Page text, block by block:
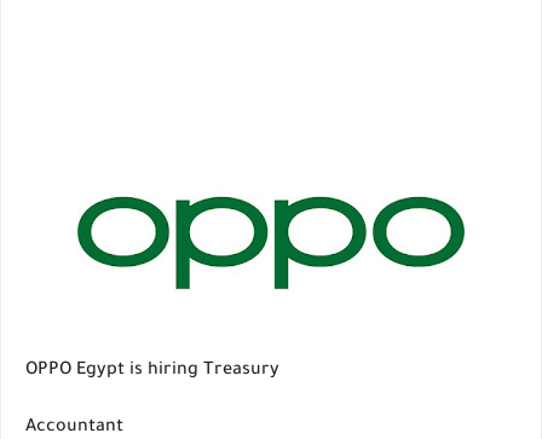
OPPO Egypt is hiring Treasury
Accountant